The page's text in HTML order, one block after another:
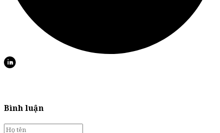
Bình luận